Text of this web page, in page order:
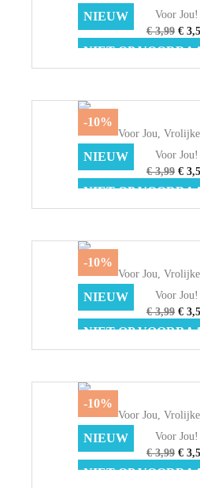
Voor Jou!
€ 3,99 €
NIEUW
NIET OP
Voor Jou,
Voor Jou!
€ 3,99 €
-10%
NIEUW
NIET OP
Voor Jou,
Voor Jou!
€ 3,99 €
-10%
NIEUW
NIET OP
Voor Jou,
Voor Jou!
€ 3,99 €
-10%
NIEUW
NIET OP